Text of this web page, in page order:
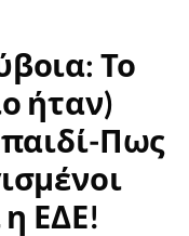
Το
ήταν)
Πως
η ΕΔΕ!